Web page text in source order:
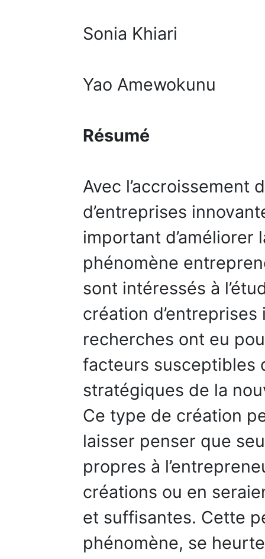
Sonia Khiari
Yao Amewokunu
Résumé
Avec l’accroissement
d’entreprises
important d’améliorer
phénomène
sont intéressés à
création
recherches ont eu
facteurs susceptibles
stratégiques de la
Ce type de création
laisser penser que
propres à
créations ou en
et suffisantes. Cette
phénomène, se